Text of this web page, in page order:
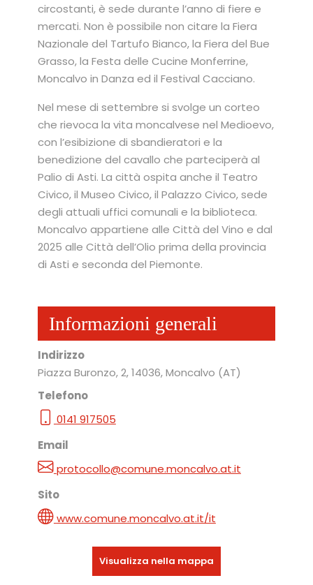
circostanti, è sede durante l’anno di fiere e
mercati. Non è possibile non citare la Fiera
Nazionale del Tartufo Bianco, la Fiera del Bue
Grasso, la Festa delle Cucine Monferrine,
Moncalvo in Danza ed il Festival Cacciano.
Nel mese di settembre si svolge un corteo
che rievoca la vita moncalvese nel Medioevo,
con l’esibizione di sbandieratori e la
benedizione del cavallo che parteciperà al
Palio di Asti. La città ospita anche il Teatro
Civico, il Museo Civico, il Palazzo Civico, sede
degli attuali uffici comunali e la biblioteca.
Moncalvo appartiene alle Città del Vino e dal
2025 alle Città dell’Olio prima della provincia
di Asti e seconda del Piemonte.
Informazioni generali
Indirizzo
Piazza Buronzo, 2, 14036, Moncalvo (AT)
Telefono
0141 917505
Email
protocollo@comune.moncalvo.at.it
Sito
www.comune.moncalvo.at.it/it
Visualizza nella mappa